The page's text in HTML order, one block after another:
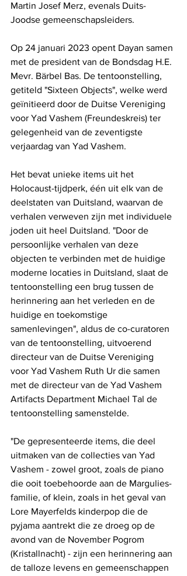
Martin Josef Merz, evenals Duits-
Joodse gemeenschapsleiders.
Op 24 januari 2023 opent Dayan samen
met de president van de Bondsdag H.E.
Mevr. Bärbel Bas. De tentoonstelling,
getiteld "Sixteen Objects", welke werd
geïnitieerd door de Duitse Vereniging
voor Yad Vashem (Freundeskreis) ter
gelegenheid van de zeventigste
verjaardag van Yad Vashem.
Het bevat unieke items uit het
Holocaust-tijdperk, één uit elk van de
deelstaten van Duitsland, waarvan de
verhalen verweven zijn met individuele
joden uit heel Duitsland. "Door de
persoonlijke verhalen van deze
objecten te verbinden met de huidige
moderne locaties in Duitsland, slaat de
tentoonstelling een brug tussen de
herinnering aan het verleden en de
huidige en toekomstige
samenlevingen", aldus de co-curatoren
van de tentoonstelling, uitvoerend
directeur van de Duitse Vereniging
voor Yad Vashem Ruth Ur die samen
met de directeur van de Yad Vashem
Artifacts Department Michael Tal de
tentoonstelling samenstelde.
"De gepresenteerde items, die deel
uitmaken van de collecties van Yad
Vashem - zowel groot, zoals de piano
die ooit toebehoorde aan de Margulies-
familie, of klein, zoals in het geval van
Lore Mayerfelds kinderpop die de
pyjama aantrekt die ze droeg op de
avond van de November Pogrom
(Kristallnacht) - zijn een herinnering aan
de talloze levens en gemeenschappen